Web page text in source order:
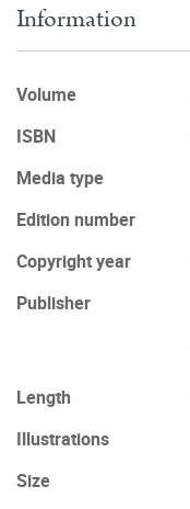
Information
Volume
ISBN
Media type
Edition number
Copyright year
Publisher
Length
Illustrations
Size